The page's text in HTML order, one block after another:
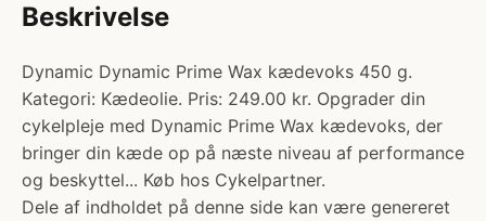
Beskrivelse
Dynamic Dynamic Prime Wax kædevoks 450 g.
Kategori: Kædeolie. Pris: 249.00 kr. Opgrader din
cykelpleje med Dynamic Prime Wax kædevoks, der
bringer din kæde op på næste niveau af performance
og beskyttel... Køb hos Cykelpartner.
Dele af indholdet på denne side kan være genereret